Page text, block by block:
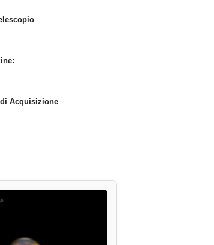
Acquisizione